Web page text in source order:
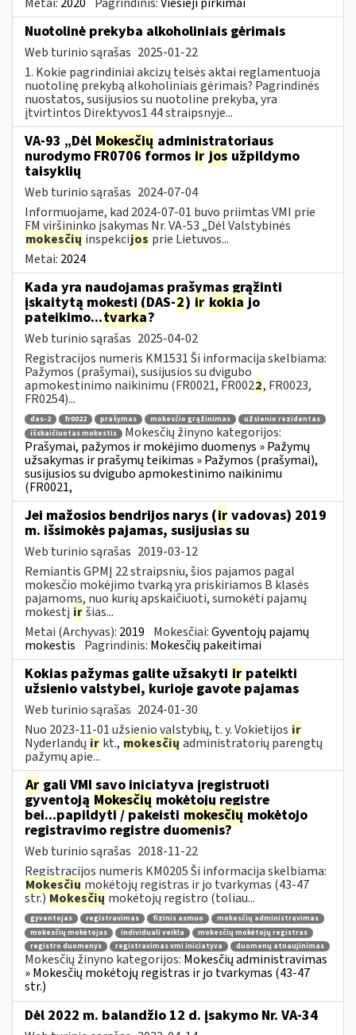
Nuotolinė prekyba alkoholiniais gėrimais
Web turinio sąrašas 2025-01-22
1. Kokie pagrindiniai akcizų teisės aktai reglamentuoja
nuotolinę prekybą alkoholiniais gėrimais? Pagrindinės
nuostatos, susijusios su nuotoline prekyba, yra
įtvirtintos Direktyvos1 44 straipsnyje...
VA-93 „Dėl Mokesčių administratoriaus
nurodymo FR0706 formos ir jos užpildymo
taisyklių
Web turinio sąrašas 2024-07-04
Informuojame, kad 2024-07-01 buvo priimtas VMI prie
FM viršininko įsakymas Nr. VA-53 „Dėl Valstybinės
mokesčių inspekcijos prie Lietuvos...
Metai: 2024
Kada yra naudojamas prašymas grąžinti
įskaitytą mokestį (DAS-2) ir kokia jo
pateikimo...tvarka?
Web turinio sąrašas 2025-04-02
Registracijos numeris KM1531 Ši informacija skelbiama:
Pažymos (prašymai), susijusios su dvigubo
apmokestinimo naikinimu (FR0021, FR0022, FR0023,
FR0254)...
das-2 fr0022 prašymas mokesčio grąžinimas
užsienio rezidentas
išskaičiuotas mokestis
Mokesčių žinyno kategorijos:
Prašymai, pažymos ir mokėjimo duomenys » Pažymų
užsakymas ir prašymų teikimas » Pažymos (prašymai),
susijusios su dvigubo apmokestinimo naikinimu
(FR0021,
Jei mažosios bendrijos narys (ir vadovas) 2019
m. išsimokės pajamas, susijusias su
Web turinio sąrašas 2019-03-12
Remiantis GPMĮ 22 straipsniu, šios pajamos pagal
mokesčio mokėjimo tvarką yra priskiriamos B klasės
pajamoms, nuo kurių apskaičiuoti, sumokėti pajamų
mokestį iršias...
Metai (Archyvas): 2019 Mokesčiai:Gyventojų pajamų
mokestis Pagrindinis: Mokesčių pakeitimai
Kokias pažymas galite užsakyti ir pateikti
užsienio valstybei, kurioje gavote pajamas
Web turinio sąrašas 2024-01-30
Nuo 2023-11-01 užsienio valstybių, t. y. Vokietijos ir
Nyderlandų ir kt., mokesčių administratorių parengtų
pažymų apie...
Ar gali VMI savo iniciatyva įregistruoti
gyventoją Mokesčių mokėtojų registre
bei...papildyti / pakeisti mokesčių mokėtojo
registravimo registre duomenis?
Web turinio sąrašas 2018-11-22
Registracijos numeris KM0205 Ši informacija skelbiama:
Mokesčių mokėtojų registras ir jo tvarkymas (43-47
str.)Mokesčių mokėtojų registro (toliau...
gyventojas registravimas fizinis asmuo
mokesčių administravimas
mokesčių mokėtojas
individuali veikla
mokesčių mokėtojų registras
registro duomenys
registravimas vmi iniciatyva duomenų atnaujinimas
Mokesčių žinyno kategorijos: Mokesčių administravimas
» Mokesčių mokėtojų registras ir jo tvarkymas (43-47
str.)
Dėl 2022 m. balandžio 12 d. įsakymo Nr. VA-34